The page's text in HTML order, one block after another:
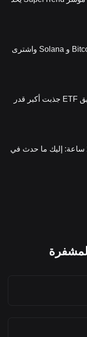
عملاق إيطالي يقوم بتحرك ثوري: باع Bitcoin و Solana واشترى
BTC مقابل ETH مقابل XRP: أي صناديق ETF جذبت أكبر قدر
ملخص سوق العملات المشفرة خلال 24 ساعة: إليك ما حدث في